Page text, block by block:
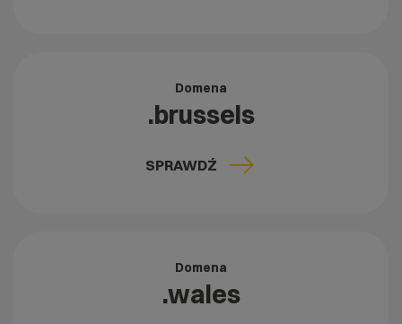
Domena
.brussels
SPRAWDŹ
Domena
.wales